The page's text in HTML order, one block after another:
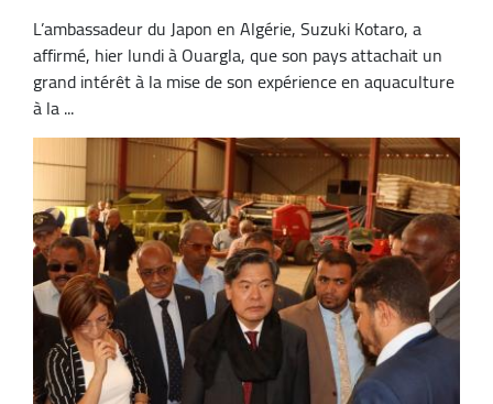
L’ambassadeur du Japon en Algérie, Suzuki Kotaro, a
affirmé, hier lundi à Ouargla, que son pays attachait un
grand intérêt à la mise de son expérience en aquaculture
à la ...